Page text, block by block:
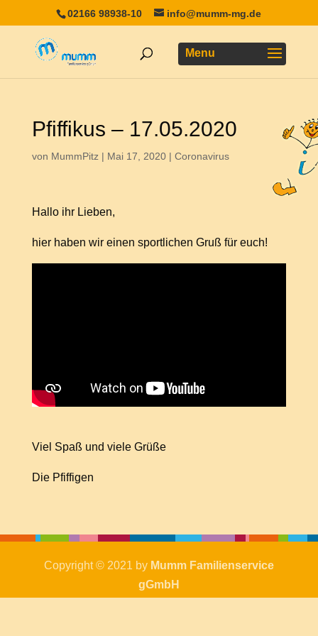
02166 98938-10 info@mumm-mg.de
Pfiffikus – 17.05.2020
von MummPitz| Mai 17, 2020| Coronavirus
Hallo ihr Lieben,
hier haben wir einen sportlichen Gruß für euch!
Viel Spaß und viele Grüße
Die Pfiffigen
Copyright © 2021 by Mumm Familienservice
gGmbH